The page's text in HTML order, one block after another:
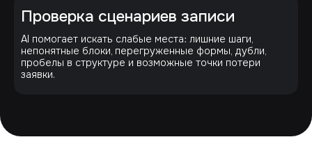
Проверка сценариев записи
AI помогает искать слабые места: лишние шаги,
непонятные блоки, перегруженные формы, дубли,
пробелы в структуре и возможные точки потери
заявки.